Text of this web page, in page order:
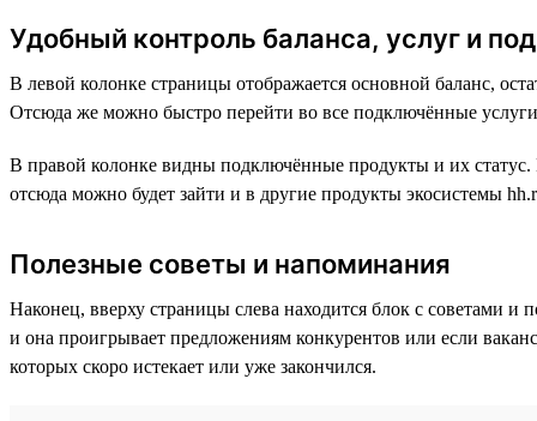
Удобный контроль баланса, услуг и
В левой колонке страницы отображается основной баланс,
Отсюда же можно быстро перейти во все подключённые
В правой колонке видны подключённые продукты и их
отсюда можно будет зайти и в другие продукты экосистемы
Полезные советы и напоминания
Наконец, вверху страницы слева находится блок с советами
и она проигрывает предложениям конкурентов или если
которых скоро истекает или уже закончился.